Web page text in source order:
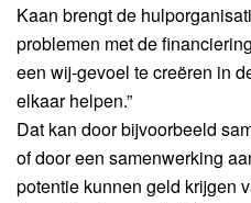
Kaan brengt de
problemen met de
een wij-gevoel te creëren in
elkaar helpen.”
Dat kan door bijvoorbeeld
of door een samenwerking
potentie kunnen geld krijgen